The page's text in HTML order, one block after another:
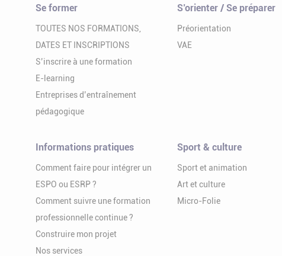
Se former
TOUTES NOS FORMATIONS,
DATES ET INSCRIPTIONS
S’inscrire à une formation
E-learning
Entreprises d’entraînement
pédagogique
S’orienter / Se préparer
Préorientation
VAE
Informations pratiques
Comment faire pour intégrer un
ESPO ou ESRP ?
Comment suivre une formation
professionnelle continue ?
Construire mon projet
Nos services
Sport & culture
Sport et animation
Art et culture
Micro-Folie